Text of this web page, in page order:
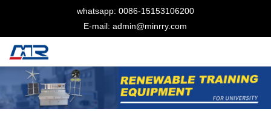
whatsapp: 0086-15153106200
E-mail: admin@minrry.com